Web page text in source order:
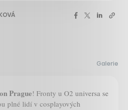
Galerie
Prague! Fronty u O2 universa se
plné lidí v cosplayových